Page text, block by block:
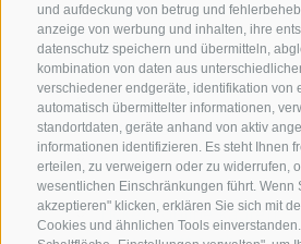
und aufdeckung von betrug und
anzeige von werbung und inhalten, ihre
datenschutz speichern und übermitteln,
kombination von daten aus
verschiedener endgeräte, identifikation von
automatisch übermittelter informationen,
standortdaten, geräte anhand von aktiv
informationen identifizieren. Es steht Ihnen
erteilen, zu verweigern oder zu widerrufen,
wesentlichen Einschränkungen führt. Wenn
akzeptieren" klicken, erklären Sie sich mit
Cookies und ähnlichen Tools
Webcams
360° Tour
Veranstaltungskalender
Downloads
Kataloganfrage
Anreise
Tickets Online
Tickets online kaufen